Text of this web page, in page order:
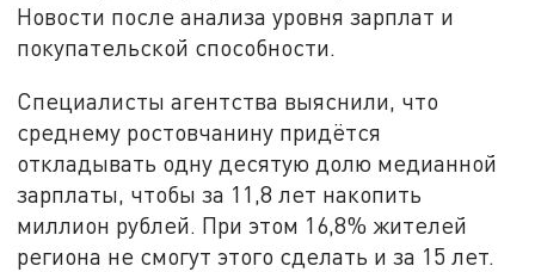
Новости после анализа уровня зарплат и
покупательской способности.
Специалисты агентства выяснили, что
среднему ростовчанину придётся
откладывать одну десятую долю медианной
зарплаты, чтобы за 11,8 лет накопить
миллион рублей. При этом 16,8% жителей
региона не смогут этого сделать и за 15 лет.